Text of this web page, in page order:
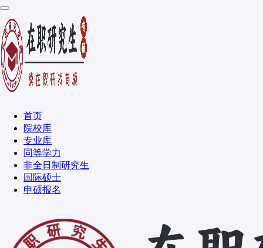
首页
院校库
专业库
同等学力
非全日制研究生
国际硕士
申硕报名